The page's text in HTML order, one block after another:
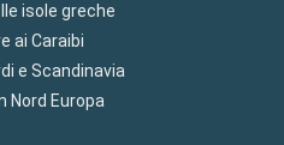
isole greche
ai Caraibi
e Scandinavia
Nord Europa